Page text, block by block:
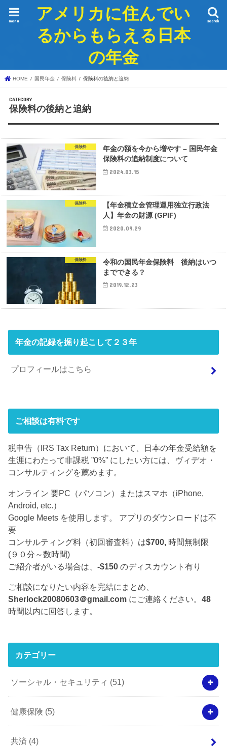
アメリカに住んでい
るからもらえる日本
の年金
search
menu
HOME 国民年金 保険料 保険料の後納と追納
保険料の後納と追納
保険料
年金の額を今から増やす – 国民年金
保険料の追納制度について
2024.03.15
保険料
【年金積立金管理運用独立行政法
人】年金の財源 (GPIF)
2020.09.29
保険料
令和の国民年金保険料 後納はいつ
までできる？
2019.12.23
年金の記録を掘り起こして２３年
プロフィールはこちら
ご相談は有料です
税申告（IRS Tax Return）において、日本の年金受給額を
生涯にわたって非課税 ”0%” にしたい方には、ヴィデオ・
コンサルティングを薦めます。
オンライン 要PC（パソコン）またはスマホ（iPhone,
Android, etc.）
Google Meets を使用します。 アプリのダウンロードは不
要
コンサルティング料（初回審査料）は$700, 時間無制限
(９０分～数時間)
ご紹介者がいる場合は、-$150 のディスカウント有り
ご相談になりたい内容を完結にまとめ、
Sherlock20080603＠gmail.com にご連絡ください。48
時間以内に回答します。
カテゴリー
ソーシャル・セキュリティ (51)
健康保険 (5)
共済 (4)